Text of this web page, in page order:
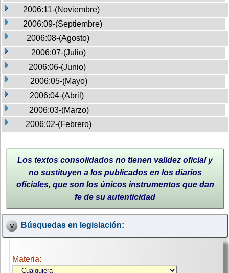
2006:11-(Noviembre)
2006:09-(Septiembre)
2006:08-(Agosto)
2006:07-(Julio)
2006:06-(Junio)
2006:05-(Mayo)
2006:04-(Abril)
2006:03-(Marzo)
2006:02-(Febrero)
Los textos consolidados no tienen validez oficial y
no sustituyen a los publicados en los diarios
oficiales, que son los únicos instrumentos que dan
fe de su autenticidad
Búsquedas en legislación:
Materia: